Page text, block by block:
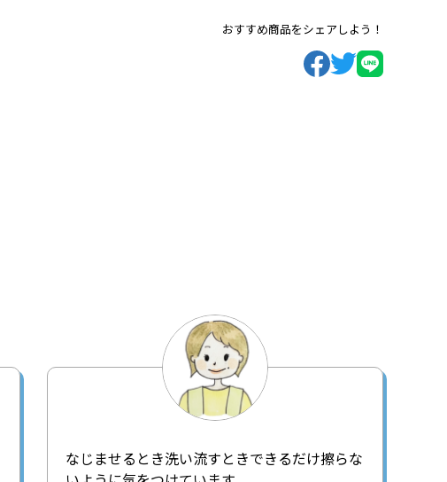
おすすめ商品をシェアしよう！
なじませるとき洗い流すときできるだけ擦らな